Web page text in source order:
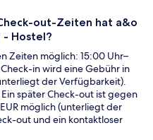
out-Zeiten hat a&o
- Hostel?
Zeiten möglich: 15:00 Uhr–
in wird eine Gebühr in
der Verfügbarkeit).
später Check-out ist gegen
möglich (unterliegt der
out und ein kontaktloser